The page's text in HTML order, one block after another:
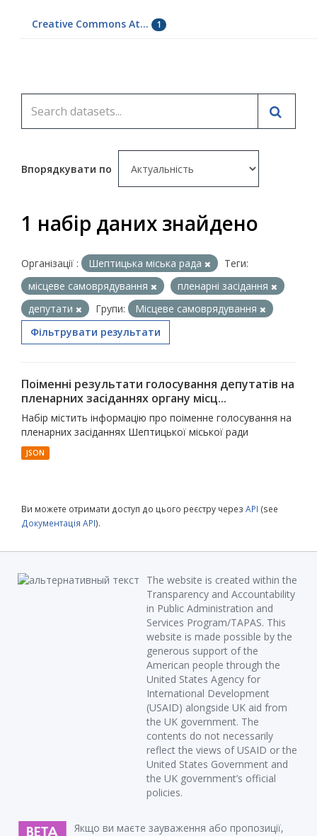
Creative Commons At... 1
Впорядкувати по
1 набір даних знайдено
Організації : Шептицька міська рада
Теги:
місцеве самоврядування
пленарні засідання
депутати
Групи:
Місцеве самоврядування
Фільтрувати результати
Поіменні результати голосування депутатів на
пленарних засіданнях органу місц...
Набір містить інформацію про поіменне голосування на
пленарних засіданнях Шептицької міської ради
JSON
Ви можете отримати доступ до цього реєстру через API (see
Документація API).
The website is created within the
Transparency and Accountability
in Public Administration and
Services Program/TAPAS. This
website is made possible by the
generous support of the
American people through the
United States Agency for
International Development
(USAID) alongside UK aid from
the UK government. The
contents do not necessarily
reflect the views of USAID or the
United States Government and
the UK government’s official
policies.
Якщо ви маєте зауваження або пропозиції,